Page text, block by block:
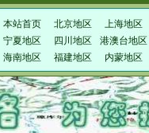
本站首页 北京地区
上海地区
宁夏地区
四川地区
港澳台地区
海南地区
福建地区 内蒙地区